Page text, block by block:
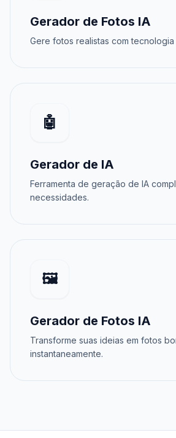
Gerador de Fotos IA
Gere fotos realistas com tecnologia
🤖
Gerador de IA
Ferramenta de geração de IA
necessidades.
🖼️
Gerador de Fotos IA
Transforme suas ideias em fotos
instantaneamente.